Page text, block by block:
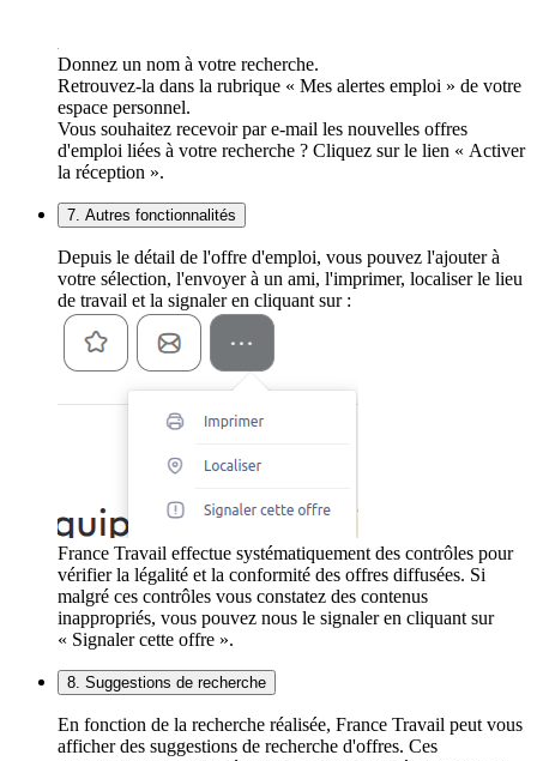
Donnez un nom à votre recherche.
Retrouvez-la dans la rubrique « Mes alertes emploi » de votre
espace personnel.
Vous souhaitez recevoir par e-mail les nouvelles offres
d'emploi liées à votre recherche ? Cliquez sur le lien « Activer
la réception ».
7. Autres fonctionnalités
Depuis le détail de l'offre d'emploi, vous pouvez l'ajouter à
votre sélection, l'envoyer à un ami, l'imprimer, localiser le lieu
de travail et la signaler en cliquant sur :
France Travail effectue systématiquement des contrôles pour
vérifier la légalité et la conformité des offres diffusées. Si
malgré ces contrôles vous constatez des contenus
inappropriés, vous pouvez nous le signaler en cliquant sur
« Signaler cette offre ».
8. Suggestions de recherche
En fonction de la recherche réalisée, France Travail peut vous
afficher des suggestions de recherche d'offres. Ces